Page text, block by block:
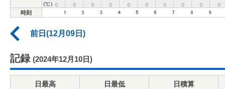
時刻
前日(12月09日)
記録 (2024年12月10日)
日最高
日最低
日積算